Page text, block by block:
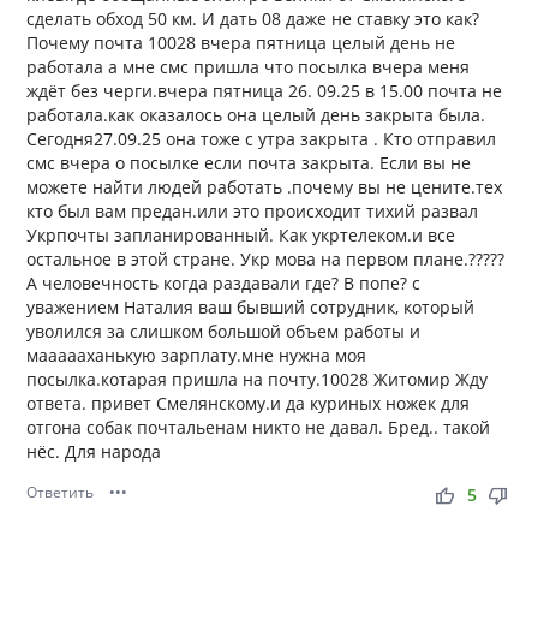
сделать обход 50 км. И дать 08 даже не ставку это как?
Почему почта 10028 вчера пятница целый день не
работала а мне смс пришла что посылка вчера меня
ждёт без черги.вчера пятница 26. 09.25 в 15.00 почта не
работала.как оказалось она целый день закрыта была.
Сегодня27.09.25 она тоже с утра закрыта . Кто отправил
смс вчера о посылке если почта закрыта. Если вы не
можете найти людей работать .почему вы не цените.тех
кто был вам предан.или это происходит тихий развал
Укрпочты запланированный. Как укртелеком.и все
остальное в этой стране. Укр мова на первом плане.?????
А человечность когда раздавали где? В попе? с
уважением Наталия ваш бывший сотрудник, который
уволился за слишком большой объем работы и
маааааханькую зарплату.мне нужна моя
посылка.котарая пришла на почту.10028 Житомир Жду
ответа. привет Смелянскому.и да куриных ножек для
отгона собак почтальенам никто не давал. Бред.. такой
нёс. Для народа
Ответить ••• thumb_up thumb_down
5